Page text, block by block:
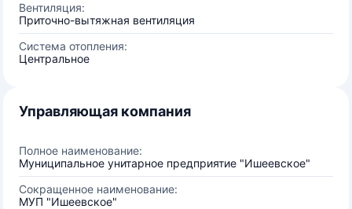
Вентиляция:
Приточно-вытяжная вентиляция
Система отопления:
Центральное
Управляющая компания
Полное наименование:
Муниципальное унитарное предприятие "Ишеевское"
Сокращенное наименование:
МУП "Ишеевское"